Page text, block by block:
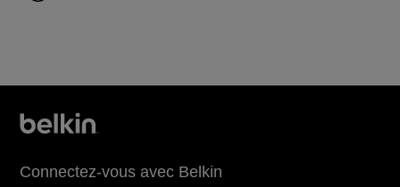
Connectez-vous avec Belkin